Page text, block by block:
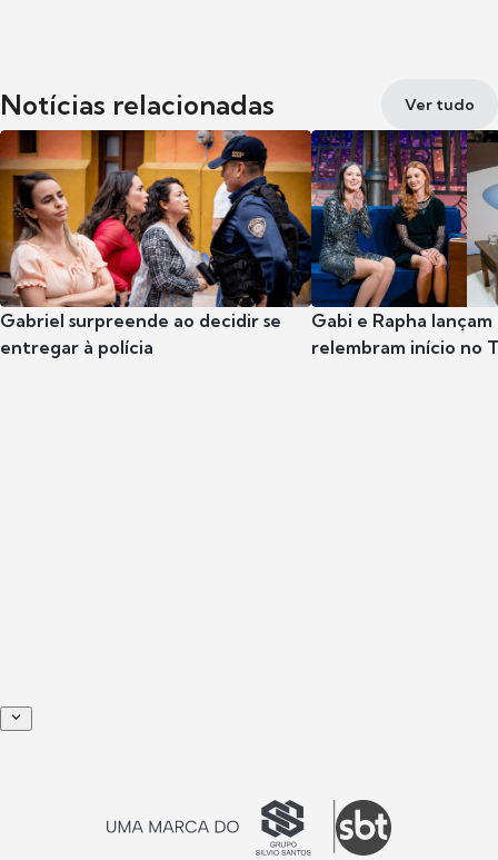
Notícias relacionadas Ver tudo
Gabriel surpreende ao decidir se
entregar à polícia
Gabi e Rapha
relembram início no